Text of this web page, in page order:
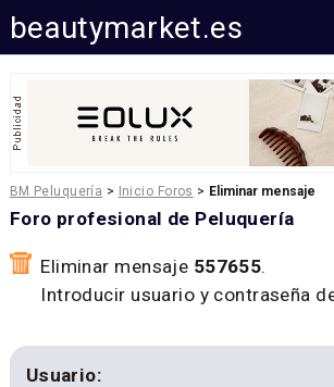
beautymarket.es
BM Peluquería > Inicio Foros > Eliminar mensaje
Foro profesional de Peluquería
Eliminar mensaje 557655.
Introducir usuario y contraseña
Usuario: